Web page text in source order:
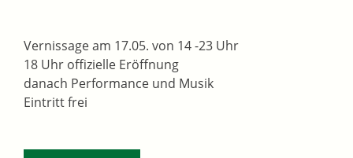
Vernissage am 17.05. von 14 -23 Uhr
18 Uhr offizielle Eröffnung
danach Performance und Musik
Eintritt frei